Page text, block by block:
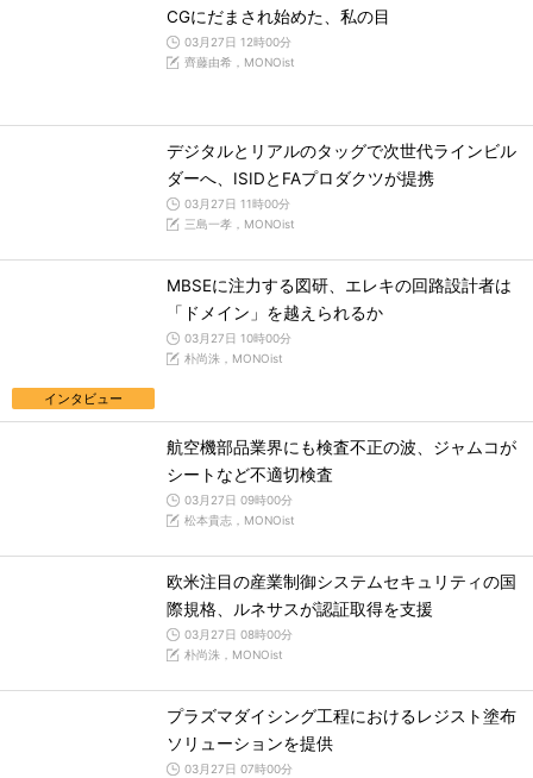
CGにだまされ始めた、私の目
03月27日 12時00分
齊藤由希，MONOist
デジタルとリアルのタッグで次世代ラインビル
ダーへ、ISIDとFAプロダクツが提携
03月27日 11時00分
三島一孝，MONOist
インタビュー
MBSEに注力する図研、エレキの回路設計者は
「ドメイン」を越えられるか
03月27日 10時00分
朴尚洙，MONOist
航空機部品業界にも検査不正の波、ジャムコが
シートなど不適切検査
03月27日 09時00分
松本貴志，MONOist
欧米注目の産業制御システムセキュリティの国
際規格、ルネサスが認証取得を支援
03月27日 08時00分
朴尚洙，MONOist
プラズマダイシング工程におけるレジスト塗布
ソリューションを提供
03月27日 07時00分